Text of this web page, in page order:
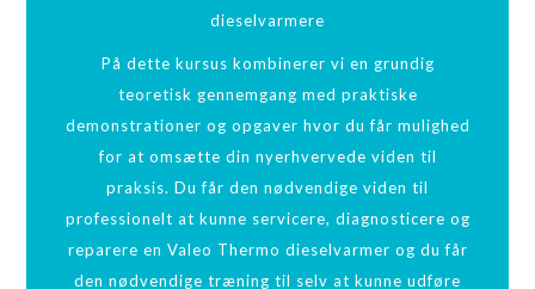
dieselvarmere
På dette kursus kombinerer vi en grundig
teoretisk gennemgang med praktiske
demonstrationer og opgaver hvor du får mulighed
for at omsætte din nyerhvervede viden til
praksis. Du får den nødvendige viden til
professionelt at kunne servicere, diagnosticere og
reparere en Valeo Thermo dieselvarmer og du får
den nødvendige træning til selv at kunne udføre